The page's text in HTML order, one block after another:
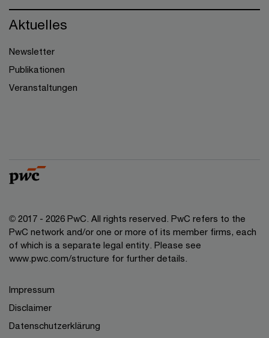
Aktuelles
Newsletter
Publikationen
Veranstaltungen
© 2017 - 2026 PwC. All rights reserved. PwC refers to the
PwC network and/or one or more of its member firms, each
of which is a separate legal entity. Please see
www.pwc.com/structure for further details.
Impressum
Disclaimer
Datenschutzerklärung